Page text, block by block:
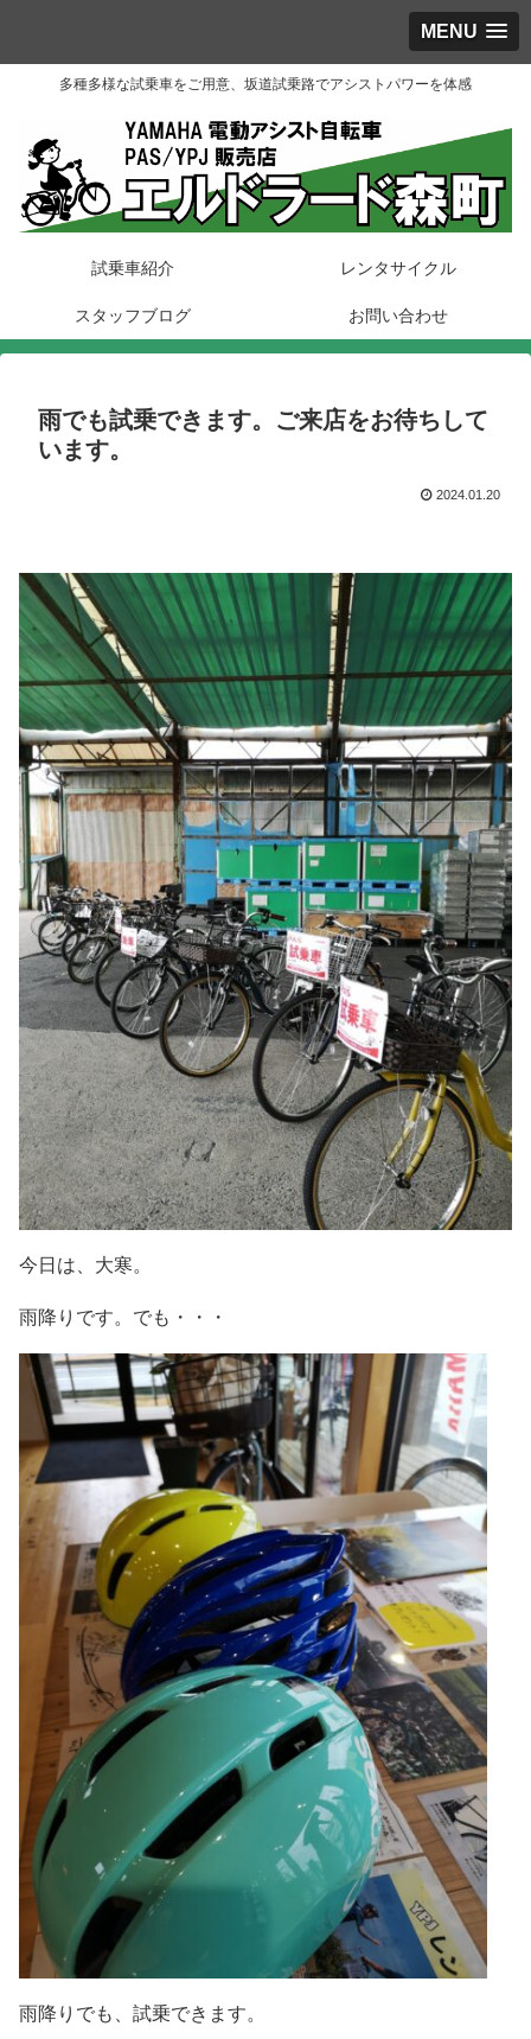
MENU
多種多様な試乗車をご用意、坂道試乗路でアシストパワーを体感
試乗車紹介 レンタサイクル
スタッフブログ お問い合わせ
雨でも試乗できます。ご来店をお待ちして
います。
2024.01.20
今日は、大寒。
雨降りです。でも・・・
雨降りでも、試乗できます。